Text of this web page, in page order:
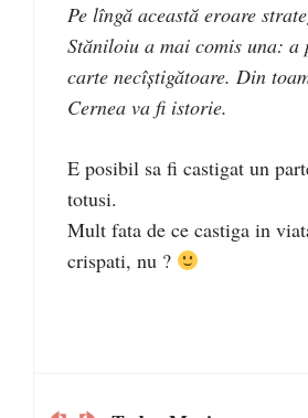
Pe lîngă această eroare
Stăniloiu a mai comis una: a
carte necîștigătoare. Din
Cernea va fi istorie.
E posibil sa fi castigat un
totusi.
Mult fata de ce castiga in
crispati, nu ?